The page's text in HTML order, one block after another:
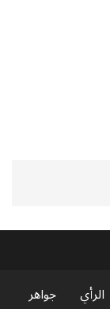
الرأي
جواهر